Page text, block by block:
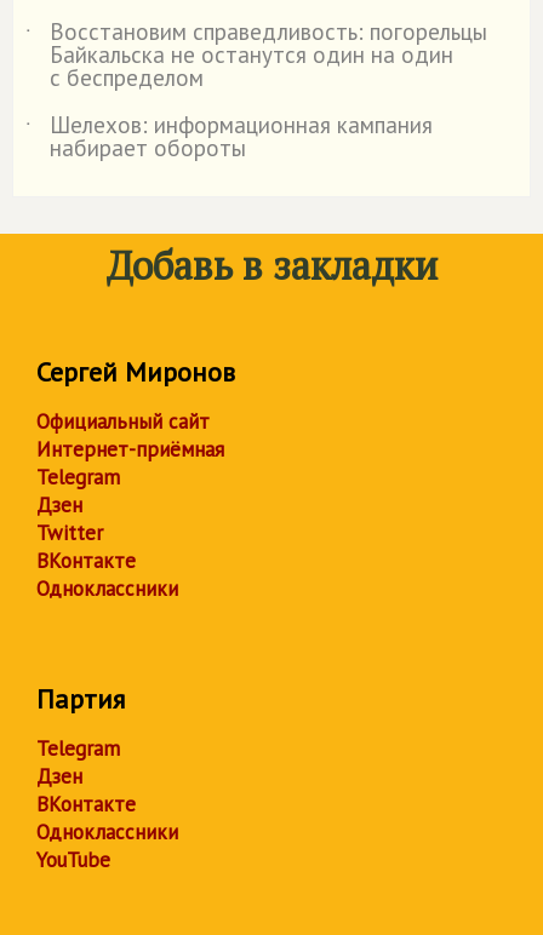
˙
Восстановим справедливость: погорельцы
Байкальска не останутся один на один
с беспределом
˙
Шелехов: информационная кампания
набирает обороты
Добавь в закладки
Сергей Миронов
Официальный сайт
Интернет-приёмная
Telegram
Дзен
Twitter
ВКонтакте
Одноклассники
Партия
Telegram
Дзен
ВКонтакте
Одноклассники
YouTube